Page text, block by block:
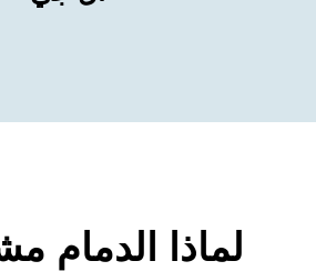
الدمام